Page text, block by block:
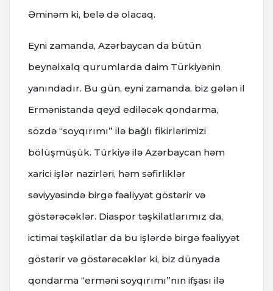
Əminəm ki, belə də olacaq.
Eyni zamanda, Azərbaycan da bütün
beynəlxalq qurumlarda daim Türkiyənin
yanındadır. Bu gün, eyni zamanda, biz gələn il
Ermənistanda qeyd ediləcək qondarma,
sözdə “soyqırımı” ilə bağlı fikirlərimizi
bölüşmüşük. Türkiyə ilə Azərbaycan həm
xarici işlər nazirləri, həm səfirliklər
səviyyəsində birgə fəaliyyət göstərir və
göstərəcəklər. Diaspor təşkilatlarımız da,
ictimai təşkilatlar da bu işlərdə birgə fəaliyyət
göstərir və göstərəcəklər ki, biz dünyada
qondarma “erməni soyqırımı”nın ifşası ilə